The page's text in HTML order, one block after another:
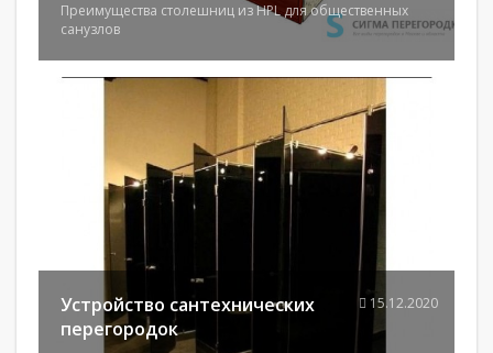
Преимущества столешниц из HPL для общественных
санузлов
Устройство сантехнических
перегородок
15.12.2020